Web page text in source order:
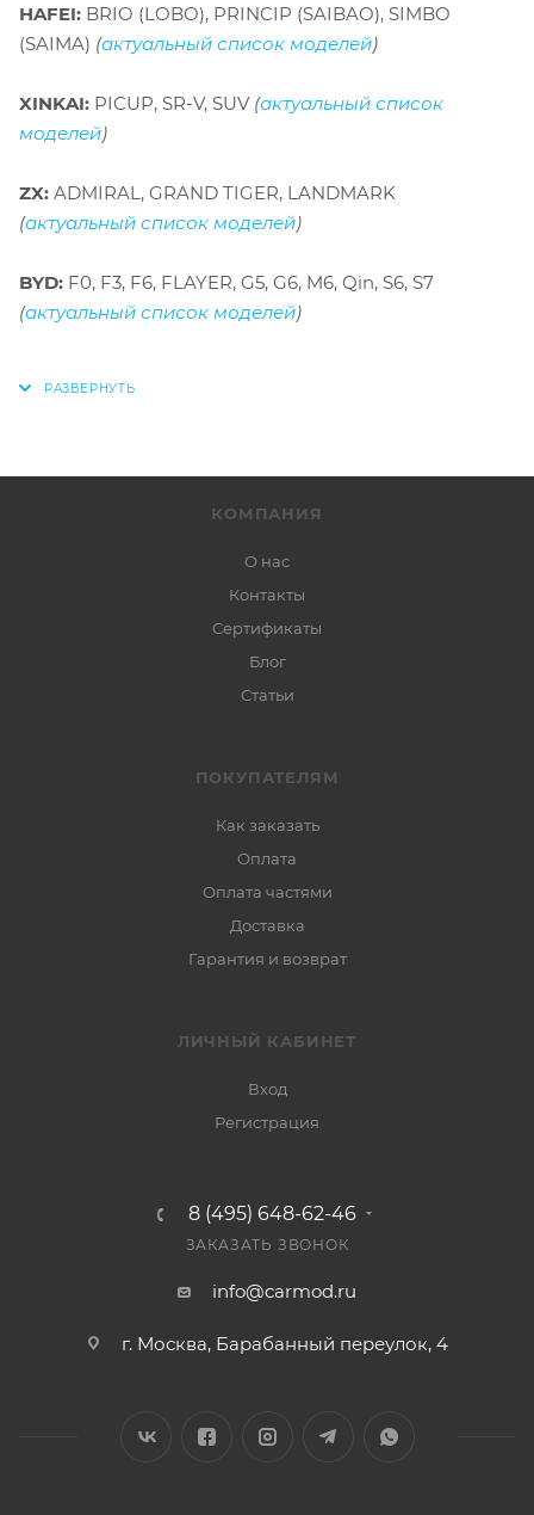
HAFEI: BRIO (LOBO), PRINCIP (SAIBAO), SIMBO
(SAIMA) (актуальный список моделей)
XINKAI: PICUP, SR-V, SUV (актуальный список
моделей)
ZX: ADMIRAL, GRAND TIGER, LANDMARK
(актуальный список моделей)
BYD: F0, F3, F6, FLAYER, G5, G6, M6, Qin, S6, S7
(актуальный список моделей)
КОМПАНИЯ
О нас
Контакты
Сертификаты
Блог
Статьи
ПОКУПАТЕЛЯМ
Как заказать
Оплата
Оплата частями
Доставка
Гарантия и возврат
ЛИЧНЫЙ КАБИНЕТ
Вход
Регистрация
8 (495) 648-62-46
ЗАКАЗАТЬ ЗВОНОК
info@carmod.ru
г. Москва, Барабанный переулок, 4